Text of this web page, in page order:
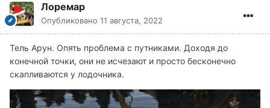
Лоремар
Опубликовано 11 августа, 2022
Тель Арун. Опять проблема с путниками. Доходя до
конечной точки, они не исчезают и просто бесконечно
скапливаются у лодочника.